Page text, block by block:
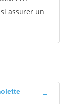
assurer un